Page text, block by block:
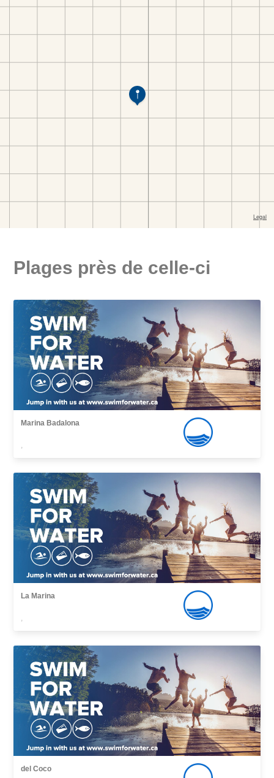
Plages près de celle-ci
Marina Badalona
,
La Marina
,
del Coco